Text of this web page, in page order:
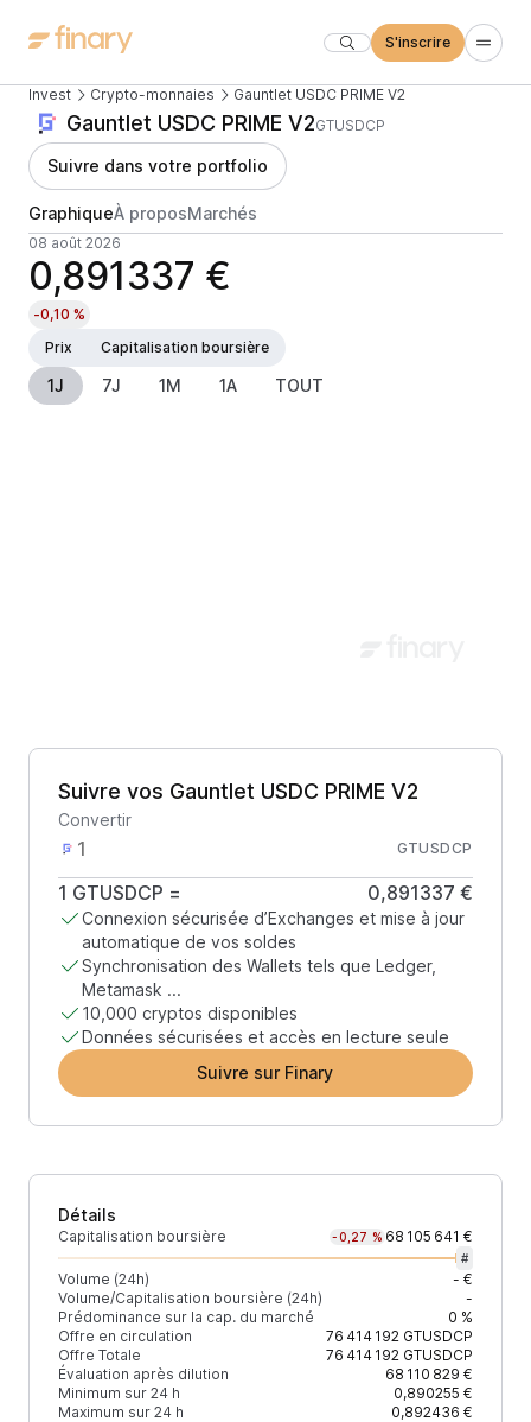
S'inscrire
Invest Crypto-monnaies Gauntlet USDC PRIME V2
Gauntlet USDC PRIME V2GTUSDCP
Suivre dans votre portfolio
GraphiqueÀ proposMarchés
08 août 2026
0,891337 €
-0,10 %
Prix
Capitalisation boursière
1J 7J 1M 1A TOUT
Suivre vos Gauntlet USDC PRIME V2
Convertir
GTUSDCP
1 GTUSDCP = 0,891337 €
Connexion sécurisée d’Exchanges et mise à jour
automatique de vos soldes
Synchronisation des Wallets tels que Ledger,
Metamask ...
10,000 cryptos disponibles
Données sécurisées et accès en lecture seule
Suivre sur Finary
Détails
Capitalisation boursière -0,27 % 68 105 641 €
#
Volume (24h)
- €
Volume/Capitalisation boursière (24h)
-
Prédominance sur la cap. du marché
0 %
Offre en circulation
76 414 192GTUSDCP
Offre Totale
76 414 192GTUSDCP
Évaluation après dilution
68 110 829 €
Minimum sur 24 h
0,890255 €
Maximum sur 24 h
0,892436 €